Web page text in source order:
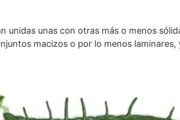
unidas unas con otras más o menos
macizos o por lo menos